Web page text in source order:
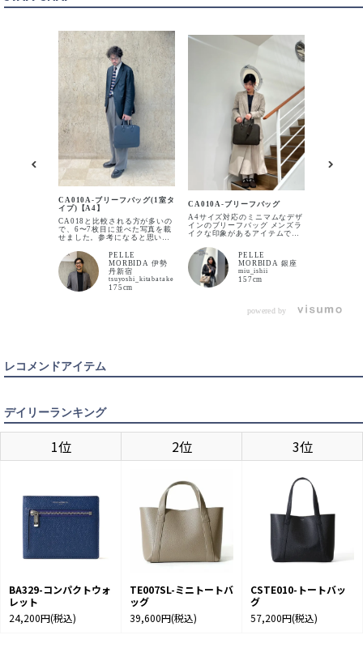
DARK BROWN カートに入れる
NAVY カートに入れる
TAUPE カートに入れる
CA010A-ブリーフバッグ(1室タ
イプ)【A4】
CA018と比較される方が多いの
で、6〜7枚目に並べた写真を載
せました。参考になると思いま
H27.5×W35×D6cm CA018
size H29.5×W40×D7.5cm
PELLE
MORBIDA 伊勢
丹新宿
tsuyoshi_kitabatake
175cm
CA010A-ブリーフバッグ
A4サイズ対応のミニマムなデザ
インのブリーフバッグ メンズラ
イクな印象があるアイテムです
性のスタイリングにも自然に馴
染みます♪ 写真のダークブラウ
ンはクラシカルな雰囲気を演出
してくれるのでベージュトーン
のコーディネートとも相性抜群
です！
PELLE
MORBIDA 銀座
miu_ishii
157cm
powered by
レコメンドアイテム
デイリーランキング
1位 2位 3位
BA329-コンパクトウォ
レット
24,200円(税込)
TE007SL-ミニトートバ
ッグ
39,600円(税込)
CSTE010-トートバッ
グ
57,200円(税込)